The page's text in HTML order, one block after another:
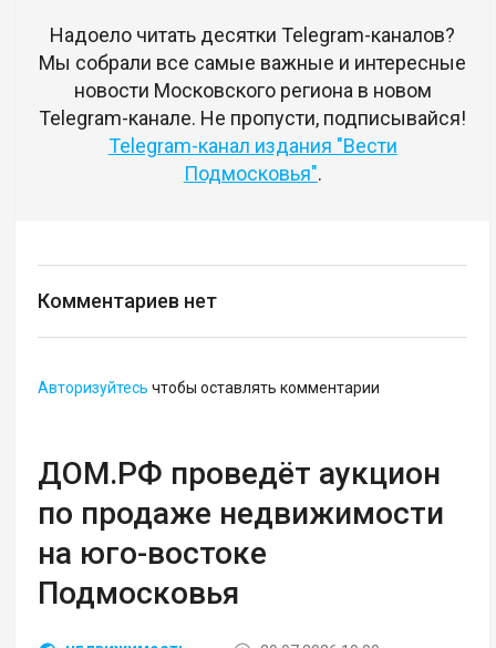
Надоело читать десятки Telegram-каналов?
Мы собрали все самые важные и интересные
новости Московского региона в новом
Telegram-канале. Не пропусти, подписывайся!
Telegram-канал издания "Вести
Подмосковья".
Комментариев нет
Авторизуйтесь чтобы оставлять комментарии
ДОМ.РФ проведёт аукцион
по продаже недвижимости
на юго-востоке
Подмосковья